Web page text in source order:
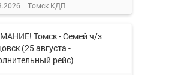
|| Томск КДП
Томск - Семей ч/з
(25 августа -
рейс)